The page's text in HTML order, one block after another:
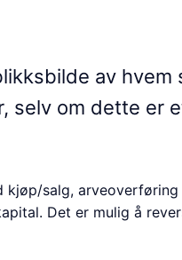
av hvem
selv om dette er
salg, arveoverføring
Det er mulig å